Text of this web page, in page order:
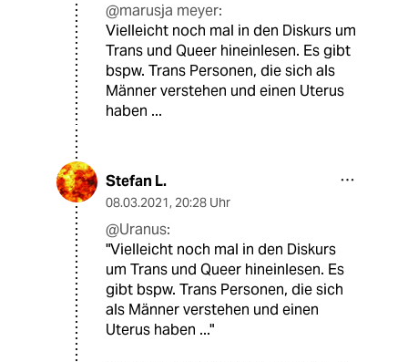
@marusja meyer:
Vielleicht noch mal in den Diskurs um
Trans und Queer hineinlesen. Es gibt
bspw. Trans Personen, die sich als
Männer verstehen und einen Uterus
haben ...
Stefan L.
08.03.2021, 20:28 Uhr
@Uranus:
"Vielleicht noch mal in den Diskurs
um Trans und Queer hineinlesen. Es
gibt bspw. Trans Personen, die sich
als Männer verstehen und einen
Uterus haben ..."